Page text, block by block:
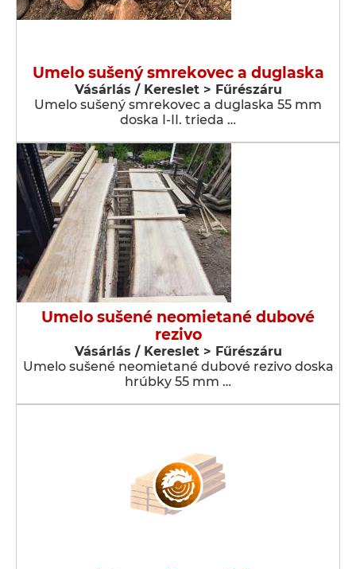
Umelo sušený smrekovec a duglaska
Vásárlás / Kereslet > Fűrészáru
Umelo sušený smrekovec a duglaska 55 mm
doska I-II. trieda …
Umelo sušené neomietané dubové
rezivo
Vásárlás / Kereslet > Fűrészáru
Umelo sušené neomietané dubové rezivo doska
hrúbky 55 mm …